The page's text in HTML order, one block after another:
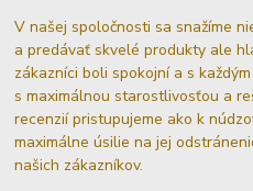
V našej spoločnosti sa snažíme
a predávať skvelé produkty ale
zákazníci boli spokojní a s
s maximálnou starostlivosťou a
recenzií pristupujeme ako k
maximálne úsilie na jej
našich zákazníkov.